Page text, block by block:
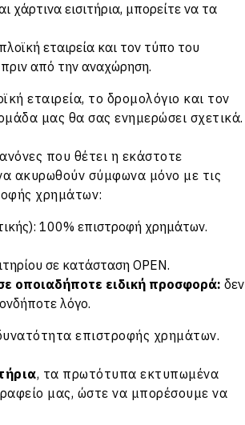
εισιτήρια, μπορείτε να τα
εταιρεία και τον τύπο του
πριν από την αναχώρηση.
εταιρεία, το δρομολόγιο και τον
μας θα σας ενημερώσει σχετικά.
που θέτει η εκάστοτε
ακυρωθούν σύμφωνα μόνο με τις
χρημάτων:
100% επιστροφή χρημάτων.
σε κατάσταση OPEN.
οποιαδήποτε ειδική προσφορά: δεν
λόγο.
επιστροφής χρημάτων.
, τα πρωτότυπα εκτυπωμένα
μας, ώστε να μπορέσουμε να